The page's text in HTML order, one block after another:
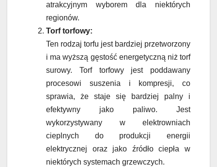
atrakcyjnym wyborem dla niektórych
regionów.
Torf torfowy:
Ten rodzaj torfu jest bardziej przetworzony
i ma wyższą gęstość energetyczną niż torf
surowy. Torf torfowy jest poddawany
procesowi suszenia i kompresji, co
sprawia, że staje się bardziej palny i
efektywny jako paliwo. Jest
wykorzystywany w elektrowniach
cieplnych do produkcji energii
elektrycznej oraz jako źródło ciepła w
niektórych systemach grzewczych.